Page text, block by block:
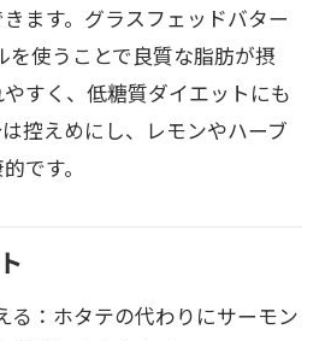
ます。グラスフェッドバター
を使うことで良質な脂肪が摂
すく、低糖質ダイエットにも
控えめにし、レモンやハーブ
です。
る：ホタテの代わりにサーモン